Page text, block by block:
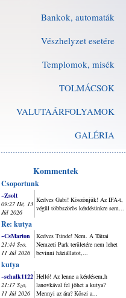
Bankok, automaták
Vészhelyzet esetére
Templomok, misék
TOLMÁCSOK
VALUTAÁRFOLYAMOK
GALÉRIA
Kommentek
Csoportunk
~Zsolt
09:27 Hé, 13
Júl 2026
Kedves Gabi! Köszönjük! Az IFA-t,
végül többszörös kérdésünkre sem...
Re: kutya
~CsMarton
21:44 Szo,
11 Júl 2026
Kedves Tünde! Nem. A Tátrai
Nemzeti Park területére nem lehet
bevinni háziállatot,...
kutya
~schalk1122
21:17 Szo,
11 Júl 2026
Helló! Az lenne a kérdésem,h
lanovkával fel jöhet a kutya?
Mennyi az ára? Köszi a...